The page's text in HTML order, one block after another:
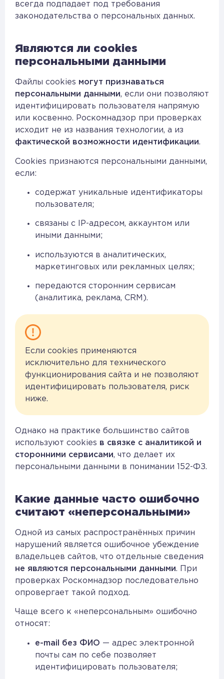
всегда подпадает под требования
законодательства о персональных данных.
Являются ли cookies
персональными данными
Файлы cookies могут признаваться
персональными данными, если они позволяют
идентифицировать пользователя напрямую
или косвенно. Роскомнадзор при проверках
исходит не из названия технологии, а из
фактической возможности идентификации.
Cookies признаются персональными данными,
если:
содержат уникальные идентификаторы
пользователя;
связаны с IP-адресом, аккаунтом или
иными данными;
используются в аналитических,
маркетинговых или рекламных целях;
передаются сторонним сервисам
(аналитика, реклама, CRM).
Если cookies применяются
исключительно для технического
функционирования сайта и не позволяют
идентифицировать пользователя, риск
ниже.
Однако на практике большинство сайтов
используют cookies в связке с аналитикой и
сторонними сервисами, что делает их
персональными данными в понимании 152-ФЗ.
Какие данные часто ошибочно
считают «неперсональными»
Одной из самых распространённых причин
нарушений является ошибочное убеждение
владельцев сайтов, что отдельные сведения
не являются персональными данными. При
проверках Роскомнадзор последовательно
опровергает такой подход.
Чаще всего к «неперсональным» ошибочно
относят:
e-mail без ФИО — адрес электронной
почты сам по себе позволяет
идентифицировать пользователя;